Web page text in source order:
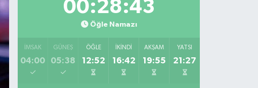
00:28:43
Öğle Namazı
İMSAK
04:00
GÜNEŞ
05:38
ÖĞLE
12:52
İKINDI
16:42
AKŞAM
19:55
YATSI
21:27